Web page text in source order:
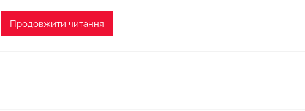
Продовжити читання